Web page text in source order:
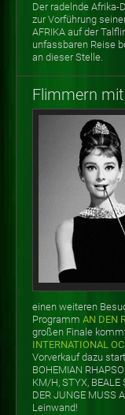
Der radelnde Afrika-
zur Vorführung
AFRIKA auf der
unfassbaren Reise
an dieser Stelle.
Flimmern
einen weiteren
Programm AN DEN
großen Finale
INTERNATIONAL
Vorverkauf dazu
BOHEMIAN
KM/H, STYX, BEALE
DER JUNGE MUSS
Leinwand!